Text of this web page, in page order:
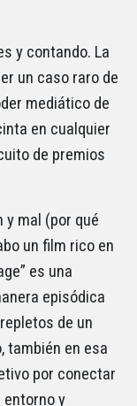
y contando. La
un caso raro de
mediático de
en cualquier
de premios
y mal (por qué
un film rico en
es una
episódica
de un
también en esa
por conectar
y